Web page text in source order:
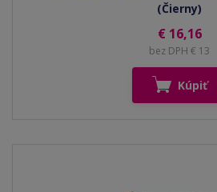
(Čierny)
€ 16,16
bez DPH € 13
Kúpiť